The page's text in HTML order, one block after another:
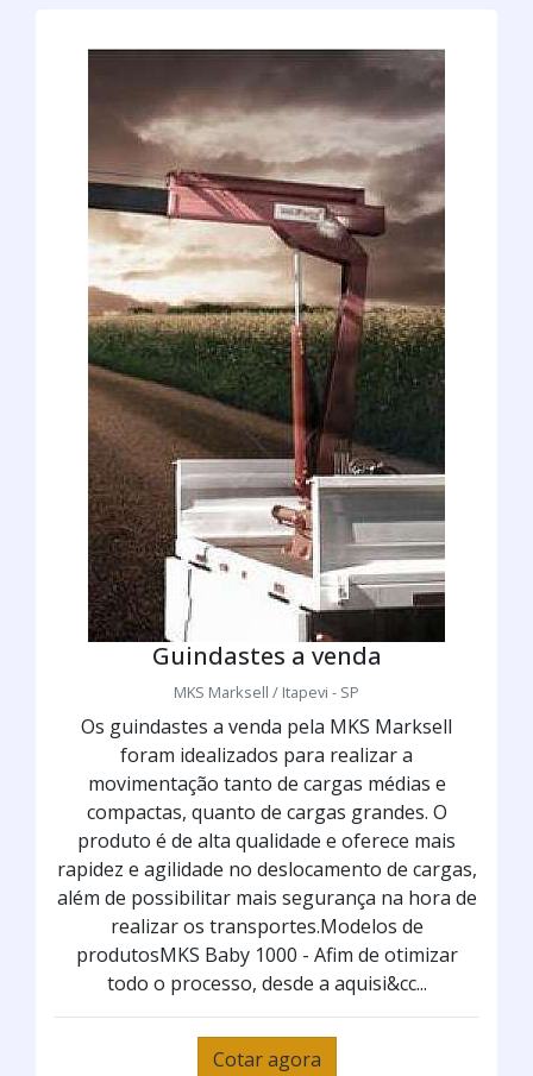
Guindastes a venda
MKS Marksell / Itapevi - SP
Os guindastes a venda pela MKS Marksell
foram idealizados para realizar a
movimentação tanto de cargas médias e
compactas, quanto de cargas grandes. O
produto é de alta qualidade e oferece mais
rapidez e agilidade no deslocamento de cargas,
além de possibilitar mais segurança na hora de
realizar os transportes.Modelos de
produtosMKS Baby 1000 - Afim de otimizar
todo o processo, desde a aquisi&cc...
Cotar agora